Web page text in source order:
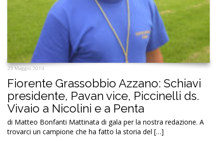
23 Maggio 2014
Fiorente Grassobbio Azzano: Schiavi
presidente, Pavan vice, Piccinelli ds.
Vivaio a Nicolini e a Penta
di Matteo Bonfanti Mattinata di gala per la nostra redazione. A
trovarci un campione che ha fatto la storia del […]